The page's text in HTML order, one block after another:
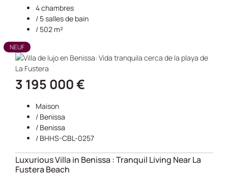
4 chambres
/ 5 salles de bain
/ 502 m²
NEUF
3 195 000 €
Maison
/ Benissa
/ Benissa
/ BHHS-CBL-0257
Luxurious Villa in Benissa : Tranquil Living Near La
Fustera Beach